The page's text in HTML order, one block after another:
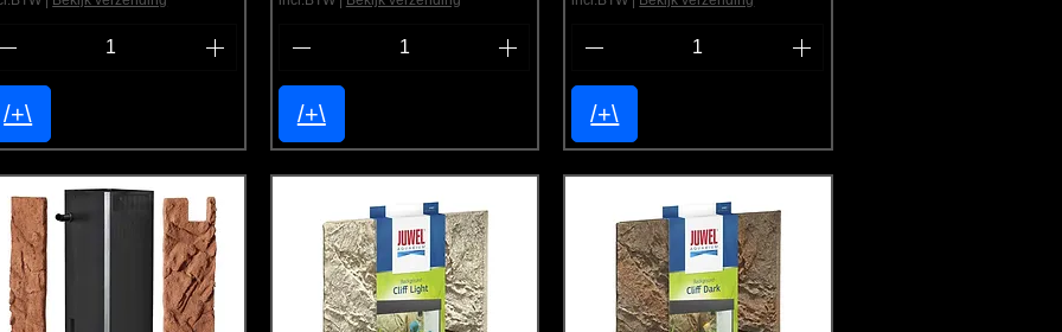
/+\ /+\ /+\